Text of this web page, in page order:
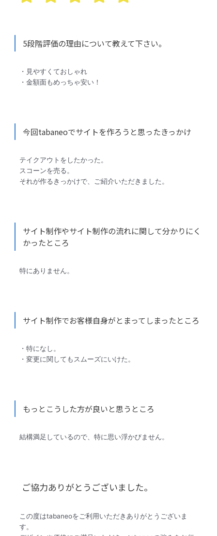
5段階評価の理由について教えて下さい。
・見やすくておしゃれ
・金額面もめっちゃ安い！
今回tabaneoでサイトを作ろうと思ったきっかけ
テイクアウトをしたかった。
スコーンを売る。
それが作るきっかけで、ご紹介いただきました。
サイト制作やサイト制作の流れに関して分かりにく
かったところ
特にありません。
サイト制作でお客様自身がとまってしまったところ
・特になし。
・変更に関してもスムーズにいけた。
もっとこうした方が良いと思うところ
結構満足しているので、特に思い浮かびません。
ご協力ありがとうございました。
この度はtabaneoをご利用いただきありがとうございま
す。